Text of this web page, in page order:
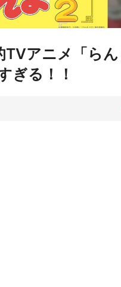
TVアニメ「ら
ぎる！！